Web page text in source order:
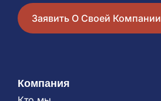
Заявить О Своей Компании
Компания